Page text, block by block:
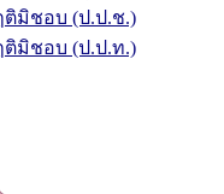
ติมิชอบ (ป.ป.ช.)
ติมิชอบ (ป.ป.ท.)